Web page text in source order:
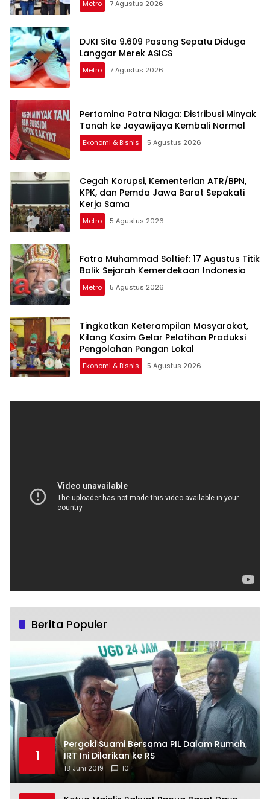
Metro 7 Agustus 2026
DJKI Sita 9.609 Pasang Sepatu Diduga
Langgar Merek ASICS
Metro 7 Agustus 2026
Pertamina Patra Niaga: Distribusi Minyak
Tanah ke Jayawijaya Kembali Normal
Ekonomi & Bisnis 5 Agustus 2026
Cegah Korupsi, Kementerian ATR/BPN,
KPK, dan Pemda Jawa Barat Sepakati
Kerja Sama
Metro 5 Agustus 2026
Fatra Muhammad Soltief: 17 Agustus Titik
Balik Sejarah Kemerdekaan Indonesia
Metro 5 Agustus 2026
Tingkatkan Keterampilan Masyarakat,
Kilang Kasim Gelar Pelatihan Produksi
Pengolahan Pangan Lokal
Ekonomi & Bisnis 5 Agustus 2026
Berita Populer
1
Pergoki Suami Bersama PIL Dalam Rumah,
IRT Ini Dilarikan ke RS
18 Juni 2019 10